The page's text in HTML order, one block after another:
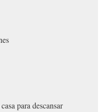
para descansar